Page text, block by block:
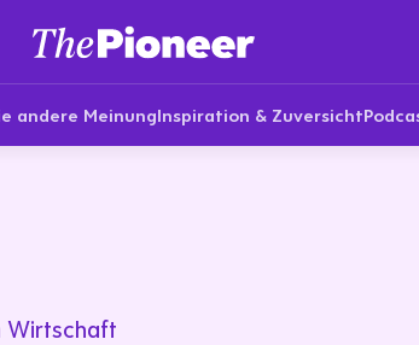
andere MeinungInspiration & Zuversicht
Wirtschaft